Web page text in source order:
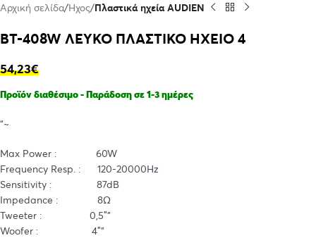
Αρχική σελίδα Ήχος Πλαστικά ηχεία AUDIEN
BT-408W ΛΕΥΚΟ ΠΛΑΣΤΙΚΟ ΗΧΕΙΟ 4
54,23€
Προϊόν διαθέσιμο - Παράδοση σε 1-3 ημέρες
“~
Max Power : 60W
Frequency Resp. : 120-20000Hz
Sensitivity : 87dB
Impedance : 8Ω
Tweeter : 0,5″”
Woofer : 4″”